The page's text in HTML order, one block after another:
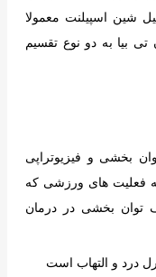
شین اسپیلنت معمولا
بیا به دو نوع تقسیم
بخشی و فیزیوتراپی
فعلیت های ورزشی که
توان بخشی در درمان
درد و التهاب است